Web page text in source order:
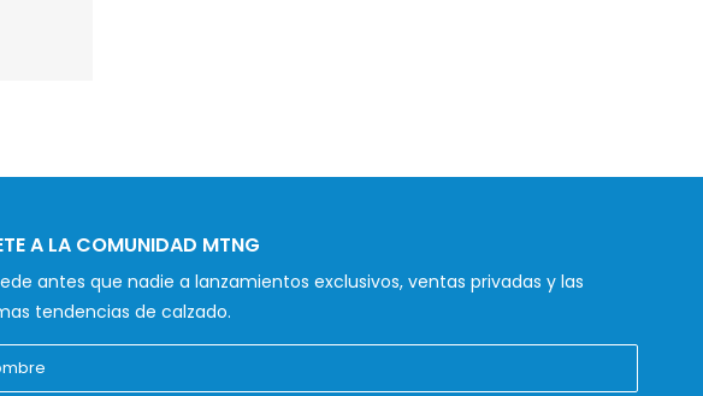
A LA COMUNIDAD MTNG
antes que nadie a lanzamientos exclusivos, ventas privadas y las
tendencias de calzado.